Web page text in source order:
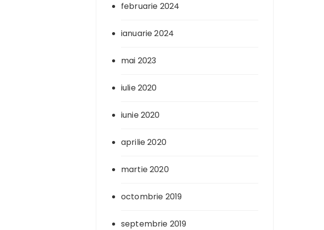
februarie 2024
ianuarie 2024
mai 2023
iulie 2020
iunie 2020
aprilie 2020
martie 2020
octombrie 2019
septembrie 2019